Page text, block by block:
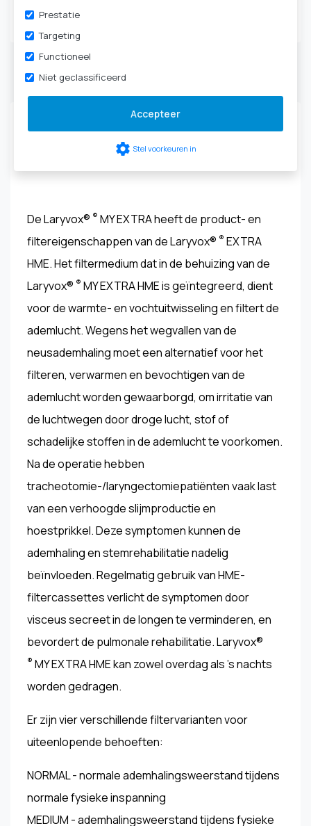
Productbeschrijving
Laryvox® ® MY EXTRA HME HIGHFLOW - 49861-
De Laryvox® ® MY EXTRA heeft de product- en
filtereigenschappen van de Laryvox® ® EXTRA
HME. Het filtermedium dat in de behuizing van de
Laryvox® ® MY EXTRA HME is geïntegreerd, dient
voor de warmte- en vochtuitwisseling en filtert de
ademlucht. Wegens het wegvallen van de
neusademhaling moet een alternatief voor het
filteren, verwarmen en bevochtigen van de
ademlucht worden gewaarborgd, om irritatie van
de luchtwegen door droge lucht, stof of
schadelijke stoffen in de ademlucht te voorkomen.
Na de operatie hebben
tracheotomie-/laryngectomiepatiënten vaak last
van een verhoogde slijmproductie en
hoestprikkel. Deze symptomen kunnen de
ademhaling en stemrehabilitatie nadelig
beïnvloeden. Regelmatig gebruik van HME-
filtercassettes verlicht de symptomen door
visceus secreet in de longen te verminderen, en
bevordert de pulmonale rehabilitatie. Laryvox®
® MY EXTRA HME kan zowel overdag als 's nachts
worden gedragen.
Er zijn vier verschillende filtervarianten voor
uiteenlopende behoeften:
NORMAL - normale ademhalingsweerstand tijdens
normale fysieke inspanning
MEDIUM - ademhalingsweerstand tijdens fysieke
Prestatie
Targeting
Functioneel
Niet geclassificeerd
Accepteer
settings Stel voorkeuren in